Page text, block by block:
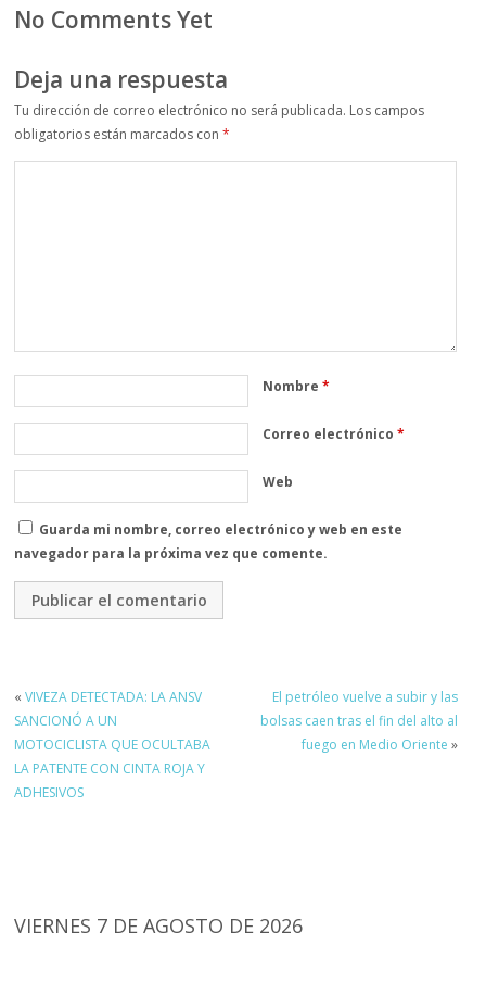
No Comments Yet
Deja una respuesta
Tu dirección de correo electrónico no será publicada. Los campos
obligatorios están marcados con*
Nombre*
Correo electrónico*
Web
Guarda mi nombre, correo electrónico y web en este
navegador para la próxima vez que comente.
«VIVEZA DETECTADA: LA ANSV
SANCIONÓ A UN
MOTOCICLISTA QUE OCULTABA
LA PATENTE CON CINTA ROJA Y
ADHESIVOS
El petróleo vuelve a subir y las
bolsas caen tras el fin del alto al
fuego en Medio Oriente »
VIERNES 7 DE AGOSTO DE 2026